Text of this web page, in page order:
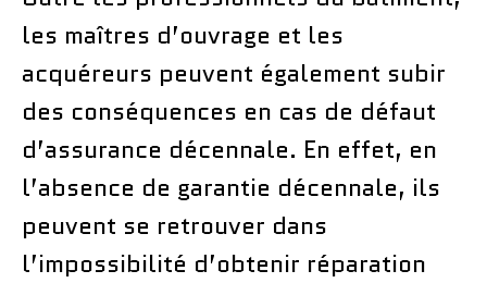
les maîtres d’ouvrage et les
acquéreurs peuvent également subir
des conséquences en cas de défaut
d’assurance décennale. En effet, en
l’absence de garantie décennale, ils
peuvent se retrouver dans
l’impossibilité d’obtenir réparation